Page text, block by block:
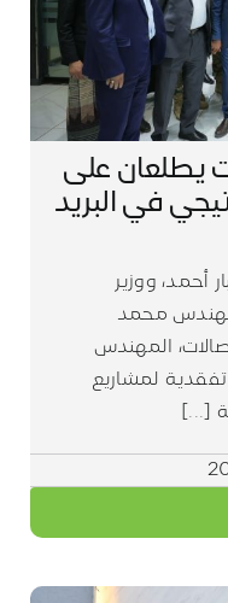
يطلعان على
في البريد
أحمد، ووزير
محمد
المهندس
لمشاريع
[...]